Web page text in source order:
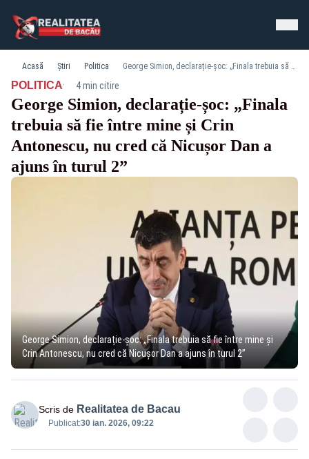
Acasă Știri Politica George Simion, declarație-șoc: „Finala trebuia să fie între mine și Crin Antonescu, nu cred că Nicușor Dan a ajuns în turul 2”
POLITICA· 4 min citire
George Simion, declarație-șoc: „Finala
trebuia să fie între mine și Crin
Antonescu, nu cred că Nicușor Dan a
ajuns în turul 2”
George Simion, declarație-șoc: „Finala trebuia să fie între mine și
Crin Antonescu, nu cred că Nicușor Dan a ajuns în turul 2”
Scris de Realitatea de Bacau
Publicat:30 ian. 2026, 09:22